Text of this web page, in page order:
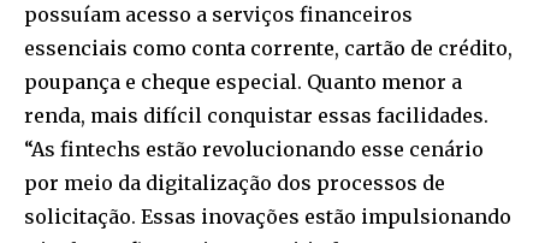
possuíam acesso a serviços financeiros
essenciais como conta corrente, cartão de crédito,
poupança e cheque especial. Quanto menor a
renda, mais difícil conquistar essas facilidades.
“As fintechs estão revolucionando esse cenário
por meio da digitalização dos processos de
solicitação. Essas inovações estão impulsionando